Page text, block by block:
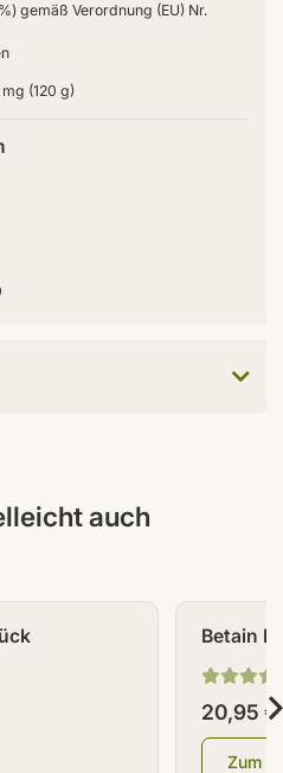
gemäß Verordnung (EU) Nr.
(120 g)
auch
Betain
20,95 €*
Zum